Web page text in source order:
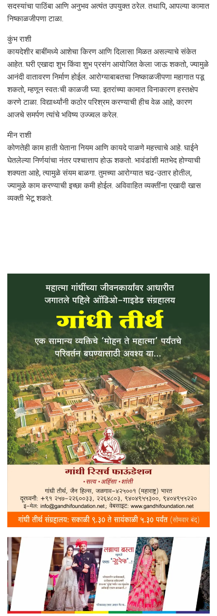
सदस्यांचा पाठिंबा आणि अनुभव अत्यंत उपयुक्त ठरेल. तथापि, आपल्या कामात
निष्काळजीपणा टाळा.
कुंभ राशी
कायदेशीर बाबींमध्ये आशेचा किरण आणि दिलासा मिळत असल्याचे संकेत
आहेत. घरी एखादा शुभ किंवा शुभ प्रसंग आयोजित केला जाऊ शकतो, ज्यामुळे
आनंदी वातावरण निर्माण होईल. आरोग्याबाबतचा निष्काळजीपणा महागात पडू
शकतो, म्हणून स्वतःची काळजी घ्या. इतरांच्या कामात विनाकारण हस्तक्षेप
करणे टाळा. विद्यार्थ्यांनी कठोर परिश्रम करण्याची हीच वेळ आहे, कारण
आजचे समर्पण त्यांचे भविष्य उज्ज्वल करेल.
मीन राशी
कोणतेही काम हाती घेताना नियम आणि कायदे पाळणे महत्त्वाचे आहे. घाईने
घेतलेल्या निर्णयांचा नंतर पश्चात्ताप होऊ शकतो. भावंडांशी मतभेद होण्याची
शक्यता आहे, त्यामुळे संयम बाळगा. तुमच्या आरोग्यात चढ-उतार होतील,
ज्यामुळे काम करण्याची इच्छा कमी होईल. अविवाहित व्यक्तींना एखादी खास
व्यक्ती भेटू शकते.